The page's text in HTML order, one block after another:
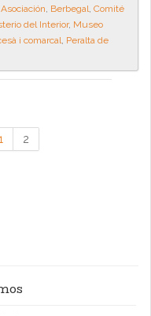
Asociación, Berbegal, Comité
del Interior, Museo
i comarcal, Peralta de
2